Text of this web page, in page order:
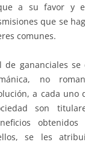
a su favor y
que se
comunes.
de gananciales
no
a cada uno
son
se les